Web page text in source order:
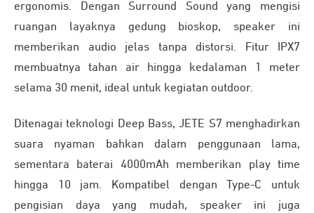
ergonomis. Dengan Surround Sound yang mengisi
ruangan layaknya gedung bioskop, speaker ini
memberikan audio jelas tanpa distorsi. Fitur IPX7
membuatnya tahan air hingga kedalaman 1 meter
selama 30 menit, ideal untuk kegiatan outdoor.
Ditenagai teknologi Deep Bass, JETE S7 menghadirkan
suara nyaman bahkan dalam penggunaan lama,
sementara baterai 4000mAh memberikan play time
hingga 10 jam. Kompatibel dengan Type-C untuk
pengisian daya yang mudah, speaker ini juga